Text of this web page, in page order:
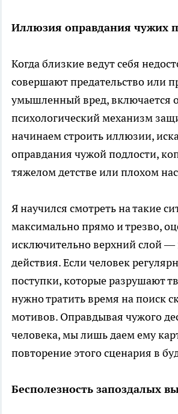
Иллюзия оправдания чужих
Когда близкие ведут себя
совершают предательство или
умышленный вред, включается
психологический механизм
начинаем строить иллюзии,
оправдания чужой подлости,
тяжелом детстве или плохом
Я научился смотреть на такие
максимально прямо и трезво,
исключительно верхний слой
действия. Если человек
поступки, которые разрушают
нужно тратить время на поиск
мотивов. Оправдывая чужого
человека, мы лишь даем ему
повторение этого сценария в
Бесполезность запоздалых